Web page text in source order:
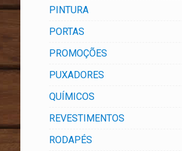
PINTURA
PORTAS
PROMOÇÕES
PUXADORES
QUÍMICOS
REVESTIMENTOS
RODAPÉS